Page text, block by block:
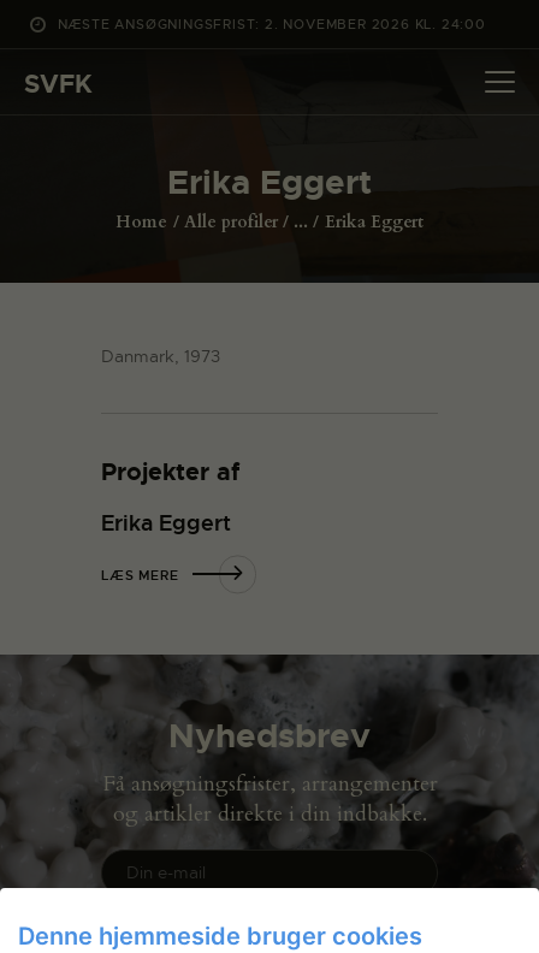
NÆSTE ANSØGNINGSFRIST: 2. NOVEMBER 2026 KL. 24:00
SVFK
Erika Eggert
Home Alle profiler ... Erika Eggert
DET SKER
ANSØG
ENGLISH
Danmark, 1973
Projekter af
Erika Eggert
LÆS MERE
Nyhedsbrev
Få ansøgningsfrister, arrangementer
og artikler direkte i din indbakke.
Denne hjemmeside bruger cookies